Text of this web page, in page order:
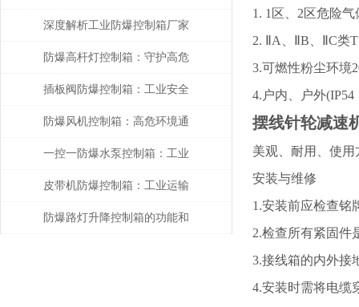
1. 1区、2区危险
2. ⅡA、ⅡB、ⅡC类
3.可燃性粉尘环境
4.户内、户外
摆线针轮减速
美观、耐用、使
安装与维修
1.安装前应检查铭
2.检查所有紧固件
3.接线箱的内外接
4.安装时需将电缆
家？
深度解析工业防爆控制箱厂家
的核心技术指标与选型策略
防爆高杆灯控制箱：守护高危
环境的光明中枢
插板阀防爆控制箱：工业安全
的关键守护者
防爆风机控制箱：高危环境通
风系统的核心控制单元
一控一防爆水泵控制箱：工业
安全的智能守护者
皮带机防爆控制箱：工业运输
的智能安全管家
防爆路灯升降控制箱的功能和